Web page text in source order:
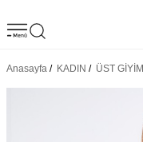
Anasayfa / KADIN / ÜST GİYİM